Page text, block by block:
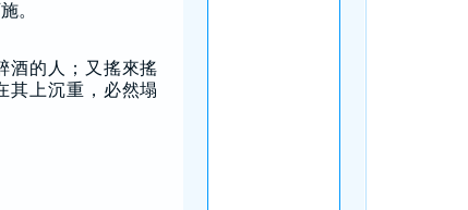
。
酒的人；又搖來搖
其上沉重，必然塌